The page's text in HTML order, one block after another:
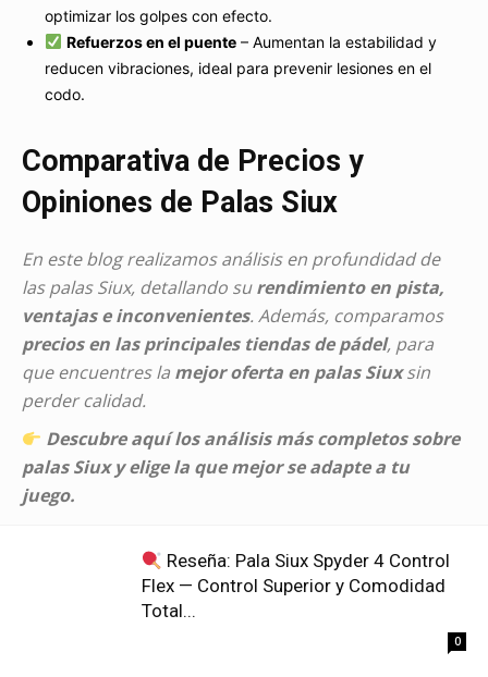
optimizar los golpes con efecto.
Refuerzos en el puente– Aumentan la estabilidad y
reducen vibraciones, ideal para prevenir lesiones en el
codo.
Comparativa de Precios y
Opiniones de Palas Siux
En este blog realizamos análisis en profundidad de
las palas Siux, detallando surendimiento en pista,
ventajas e inconvenientes. Además, comparamos
precios en las principales tiendas de pádel, para
que encuentres la mejor oferta en palas Siuxsin
perder calidad.
Descubre aquí los análisis más completos sobre
palas Siux y elige la que mejor se adapte a tu
juego.
Reseña: Pala Siux Spyder 4 Control
Flex — Control Superior y Comodidad
Total...
0